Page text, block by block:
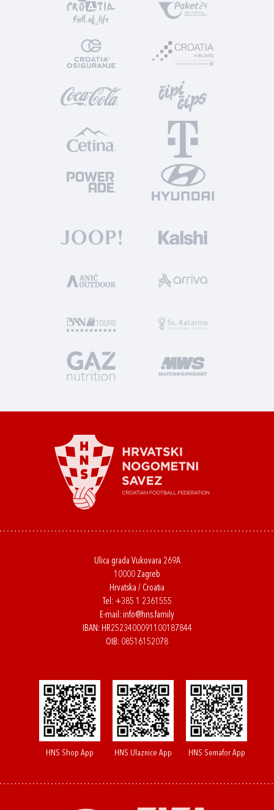
Ulica grada Vukovara 269A
10000 Zagreb
Hrvatska / Croatia
Tel: +385 1 2361555
E-mail: info@hns.family
IBAN: HR2523400091100187844
OIB: 08516152078
HNS Shop App HNS Ulaznice App HNS Semafor App